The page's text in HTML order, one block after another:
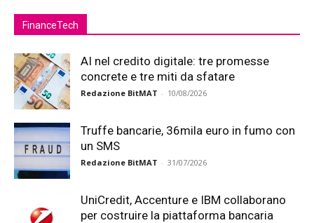
FinanceTech
AI nel credito digitale: tre promesse
concrete e tre miti da sfatare
Redazione BitMAT - 10/08/2026
Truffe bancarie, 36mila euro in fumo con
un SMS
Redazione BitMAT - 31/07/2026
UniCredit, Accenture e IBM collaborano
per costruire la piattaforma bancaria